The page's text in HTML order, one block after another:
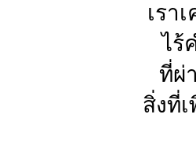
เรา
ไร้
ที่ผ่
สิ่งที่